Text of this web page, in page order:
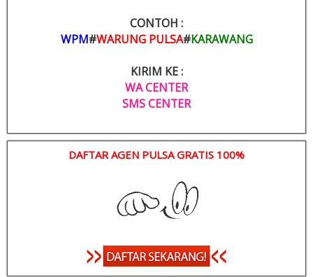
CONTOH :
WPM#WARUNG PULSA#KARAWANG
KIRIM KE :
WA CENTER
SMS CENTER
DAFTAR AGEN PULSA GRATIS 100%